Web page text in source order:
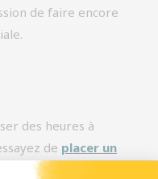
de faire encore
des heures à
de placer un
près d’une fenêtre qui